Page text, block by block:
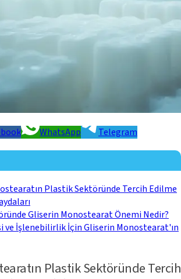
WhatsApp Telegram
Plastik Sektöründe Tercih Edilme
Gliserin Monostearat Önemi Nedir?
ve İşlenebilirlik İçin Gliserin Monostearat'ın
Plastik Sektöründe Tercih